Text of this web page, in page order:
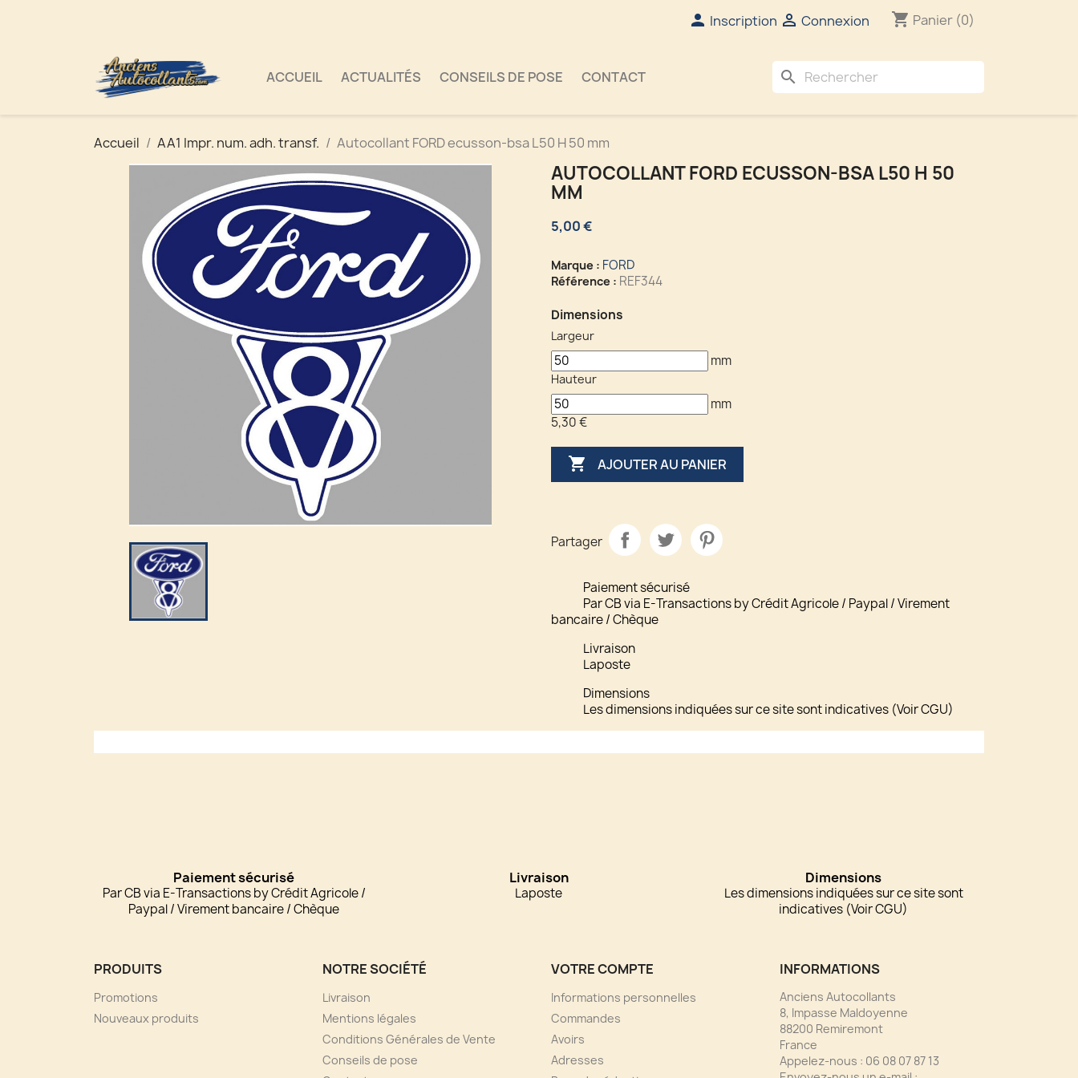
 Inscription  Connexion shopping_cart Panier (0)
ACCUEIL ACTUALITÉS CONSEILS DE POSE CONTACT search
Accueil AA1 Impr. num. adh. transf. Autocollant FORD ecusson-bsa L50 H 50 mm
AUTOCOLLANT FORD ECUSSON-BSA L50 H 50
MM
5,00 €
Marque : FORD
Référence : REF344
Dimensions
Largeur
mm
Hauteur
mm
5,30 €
 AJOUTER AU PANIER
Partager
Paiement sécurisé
Par CB via E-Transactions by Crédit Agricole / Paypal / Virement
bancaire / Chèque
Livraison
Laposte
Dimensions
Les dimensions indiquées sur ce site sont indicatives (Voir CGU)
Paiement sécurisé
Par CB via E-Transactions by Crédit Agricole /
Paypal / Virement bancaire / Chèque
Livraison
Laposte
Dimensions
Les dimensions indiquées sur ce site sont
indicatives (Voir CGU)
PRODUITS
Promotions
Nouveaux produits
NOTRE SOCIÉTÉ
Livraison
Mentions légales
Conditions Générales de Vente
Conseils de pose
VOTRE COMPTE
Informations personnelles
Commandes
Avoirs
Adresses
INFORMATIONS
Anciens Autocollants
8, Impasse Maldoyenne
88200 Remiremont
France
Appelez-nous : 06 08 07 87 13